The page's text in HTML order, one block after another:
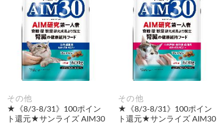
その他
★《8/3-8/31》100ポイン
ト還元★サンライズ AIM30
その他
★《8/3-8/31》100ポイン
ト還元★サンライズ AIM30